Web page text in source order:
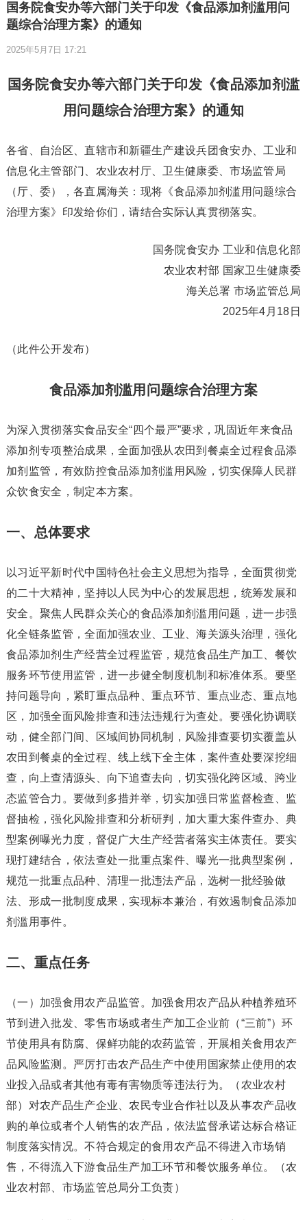
国务院食安办等六部门关于印发《食品添加剂滥用问
题综合治理方案》的通知
2025年5月7日 17:21
国务院食安办等六部门关于印发《食品添加剂滥
用问题综合治理方案》的通知
各省、自治区、直辖市和新疆生产建设兵团食安办、工业和
信息化主管部门、农业农村厅、卫生健康委、市场监管局
（厅、委），各直属海关：现将《食品添加剂滥用问题综合
治理方案》印发给你们，请结合实际认真贯彻落实。
国务院食安办 工业和信息化部
农业农村部 国家卫生健康委
海关总署 市场监管总局
2025年4月18日
（此件公开发布）
食品添加剂滥用问题综合治理方案
为深入贯彻落实食品安全“四个最严”要求，巩固近年来食品
添加剂专项整治成果，全面加强从农田到餐桌全过程食品添
加剂监管，有效防控食品添加剂滥用风险，切实保障人民群
众饮食安全，制定本方案。
一、总体要求
以习近平新时代中国特色社会主义思想为指导，全面贯彻党
的二十大精神，坚持以人民为中心的发展思想，统筹发展和
安全。聚焦人民群众关心的食品添加剂滥用问题，进一步强
化全链条监管，全面加强农业、工业、海关源头治理，强化
食品添加剂生产经营全过程监管，规范食品生产加工、餐饮
服务环节使用监管，进一步健全制度机制和标准体系。要坚
持问题导向，紧盯重点品种、重点环节、重点业态、重点地
区，加强全面风险排查和违法违规行为查处。要强化协调联
动，健全部门间、区域间协同机制，风险排查要切实覆盖从
农田到餐桌的全过程、线上线下全主体，案件查处要深挖细
查，向上查清源头、向下追查去向，切实强化跨区域、跨业
态监管合力。要做到多措并举，切实加强日常监督检查、监
督抽检，强化风险排查和分析研判，加大重大案件查办、典
型案例曝光力度，督促广大生产经营者落实主体责任。要实
现打建结合，依法查处一批重点案件、曝光一批典型案例，
规范一批重点品种、清理一批违法产品，选树一批经验做
法、形成一批制度成果，实现标本兼治，有效遏制食品添加
剂滥用事件。
二、重点任务
（一）加强食用农产品监管。加强食用农产品从种植养殖环
节到进入批发、零售市场或者生产加工企业前（“三前”）环
节使用具有防腐、保鲜功能的农药监管，开展相关食用农产
品风险监测。严厉打击农产品生产中使用国家禁止使用的农
业投入品或者其他有毒有害物质等违法行为。（农业农村
部）对农产品生产企业、农民专业合作社以及从事农产品收
购的单位或者个人销售的农产品，依法监督承诺达标合格证
制度落实情况。不符合规定的食用农产品不得进入市场销
售，不得流入下游食品生产加工环节和餐饮服务单位。（农
业农村部、市场监管总局分工负责）